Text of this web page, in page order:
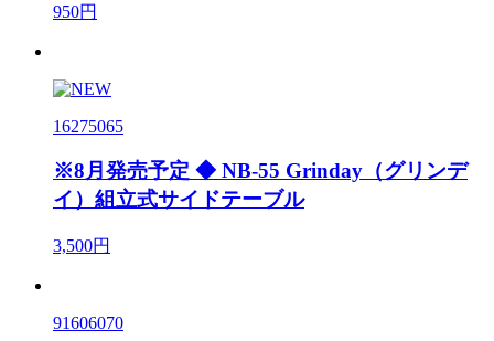
950円
16275065
※8月発売予定 ◆ NB-55 Grinday（グリンデ
イ）組立式サイドテーブル
3,500円
91606070